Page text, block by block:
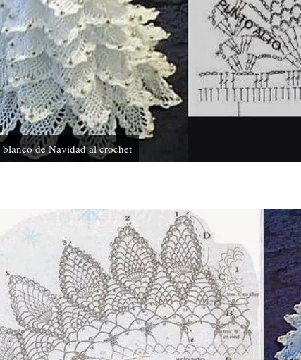
blanco de Navidad al crochet